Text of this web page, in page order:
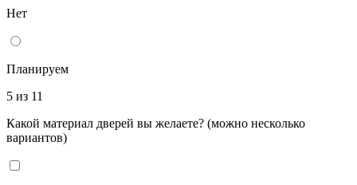
Нет
Планируем
5 из 11
Какой материал дверей вы желаете? (можно несколько
вариантов)